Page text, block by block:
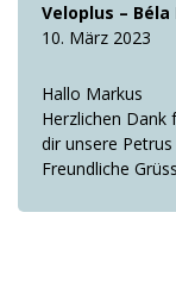
Veloplus – Béla
10. März 2023
Hallo Markus
Herzlichen Dank
dir unsere
Freundliche